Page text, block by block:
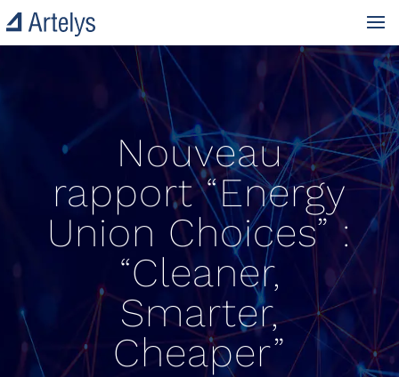
Nouveau
rapport “Energy
Union Choices” :
“Cleaner,
Smarter,
Cheaper”